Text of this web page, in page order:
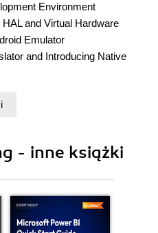
Environment
and Virtual Hardware
Emulator
and Introducing Native
Using PXE/NFS
- inne książki